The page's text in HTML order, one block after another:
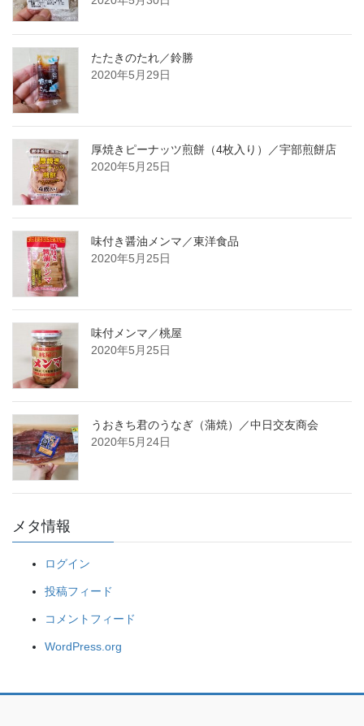
たたきのたれ／鈴勝
2020年5月29日
厚焼きピーナッツ煎餅（4枚入り）／宇部煎餅店
2020年5月25日
味付き醤油メンマ／東洋食品
2020年5月25日
味付メンマ／桃屋
2020年5月25日
うおきち君のうなぎ（蒲焼）／中日交友商会
2020年5月24日
メタ情報
ログイン
投稿フィード
コメントフィード
WordPress.org